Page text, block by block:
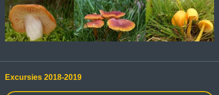
Excursies 2018-2019